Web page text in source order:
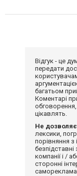
Відгук - це
передати
багатьом
Коментарі
цікавлять.
Не
лексики,
порівняння
компанії і /
сторонні